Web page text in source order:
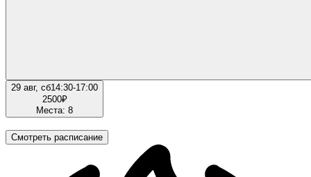
29 авг, сб14:30-17:00
2500₽
Места: 8
Смотреть расписание